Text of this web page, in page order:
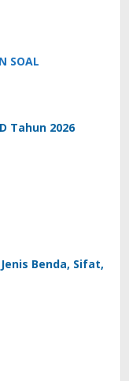
SOAL
Tahun 2026
Benda, Sifat,